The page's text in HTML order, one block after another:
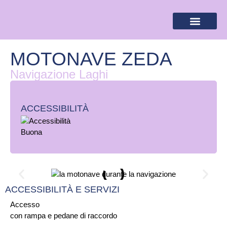
MOTONAVE ZEDA
Navigazione Laghi
ACCESSIBILITÀ
Accesso
con rampa e pedane di raccordo
ACCESSIBILITÀ E SERVIZI